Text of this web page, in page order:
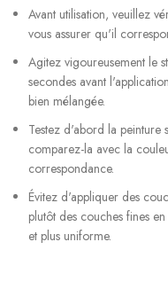
Avant utilisation, veuillez
vous assurer qu'il
Agitez vigoureusement le
secondes avant
bien mélangée.
Testez d'abord la peinture
comparez-la avec la
correspondance.
Évitez d'appliquer des
plutôt des couches fines
et plus uniforme.